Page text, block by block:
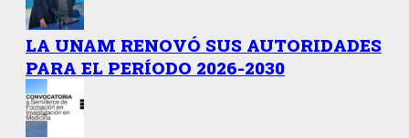
LA UNAM RENOVÓ SUS AUTORIDADES
PARA EL PERÍODO 2026-2030